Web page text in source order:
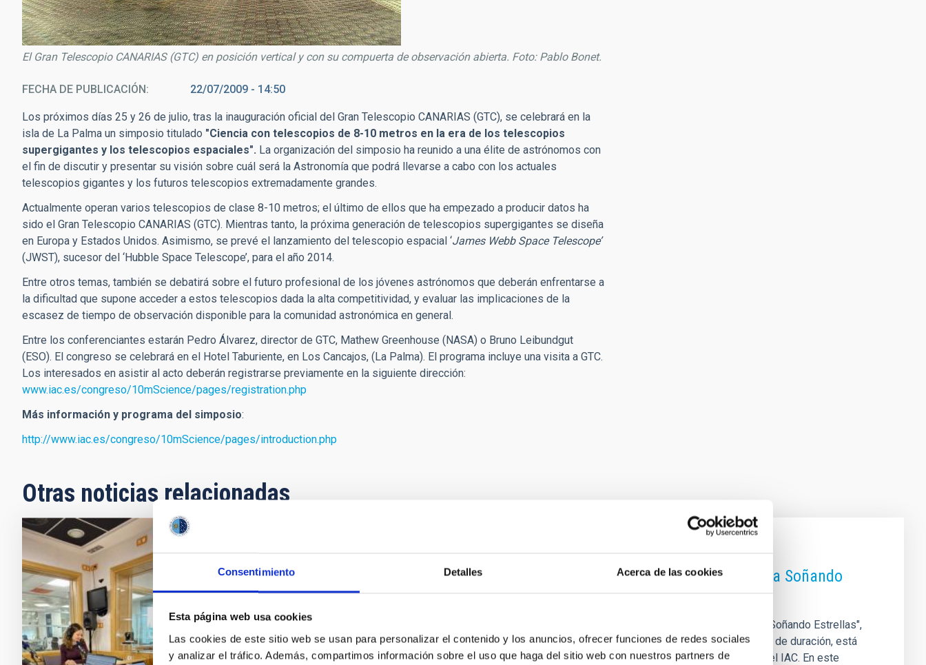
Consentimiento Detalles Acerca de las cookies
Esta página web usa cookies
Las cookies de este sitio web se usan para personalizar el contenido y los anuncios, ofrecer funciones de redes sociales
y analizar el tráfico. Además, compartimos información sobre el uso que haga del sitio web con nuestros partners de
El Gran Telescopio CANARIAS (GTC) en posición vertical y con su compuerta de observación abierta. Foto: Pablo Bonet.
FECHA DE PUBLICACIÓN 22/07/2009 - 14:50
Los próximos días 25 y 26 de julio, tras la inauguración oficial del Gran Telescopio CANARIAS (GTC), se celebrará en la
isla de La Palma un simposio titulado "Ciencia con telescopios de 8-10 metros en la era de los telescopios
supergigantes y los telescopios espaciales". La organización del simposio ha reunido a una élite de astrónomos con
el fin de discutir y presentar su visión sobre cuál será la Astronomía que podrá llevarse a cabo con los actuales
telescopios gigantes y los futuros telescopios extremadamente grandes.
Actualmente operan varios telescopios de clase 8-10 metros; el último de ellos que ha empezado a producir datos ha
sido el Gran Telescopio CANARIAS (GTC). Mientras tanto, la próxima generación de telescopios supergigantes se diseña
en Europa y Estados Unidos. Asimismo, se prevé el lanzamiento del telescopio espacial ‘James Webb Space Telescope’
(JWST), sucesor del ‘Hubble Space Telescope’, para el año 2014.
Entre otros temas, también se debatirá sobre el futuro profesional de los jóvenes astrónomos que deberán enfrentarse a
la dificultad que supone acceder a estos telescopios dada la alta competitividad, y evaluar las implicaciones de la
escasez de tiempo de observación disponible para la comunidad astronómica en general.
Entre los conferenciantes estarán Pedro Álvarez, director de GTC, Mathew Greenhouse (NASA) o Bruno Leibundgut
(ESO). El congreso se celebrará en el Hotel Taburiente, en Los Cancajos, (La Palma). El programa incluye una visita a GTC.
Los interesados en asistir al acto deberán registrarse previamente en la siguiente dirección:
www.iac.es/congreso/10mScience/pages/registration.php
Más información y programa del simposio:
http://www.iac.es/congreso/10mScience/pages/introduction.php
Otras noticias relacionadas
NOTA DE PRENSA
¿Cómo mueren las galaxias? La respuesta en la nueva edición del programa Soñando
estrellas en La Radio Canaria
El programa de divulgación científica del Instituto de Astrofísica de Canarias (IAC) en La Radio Canaria, "Soñando Estrellas",
emitirá su próximo episodio, este viernes, 28 de noviembre, a las 22:30 horas. El espacio, de 30 minutos de duración, está
dirigido y presentado por Verónica Martín, jefa de la Unidad de Comunicación y Cultura Científica (UC3) del IAC. En este